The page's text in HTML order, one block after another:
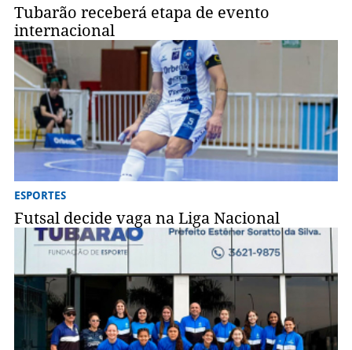
Tubarão receberá etapa de evento
internacional
ESPORTES
Futsal decide vaga na Liga Nacional